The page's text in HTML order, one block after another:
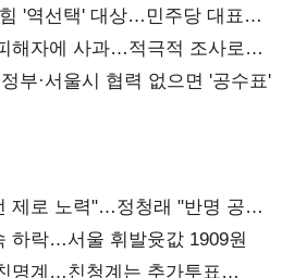
'역선택' 대상…민주당 대표로
해자에 사과…적극적 조사로
부·서울시 협력 없으면 '공수표'
제로 노력"…정청래 "반명 공세
하락…서울 휘발윳값 1909원
명계…친청계는 추가투표